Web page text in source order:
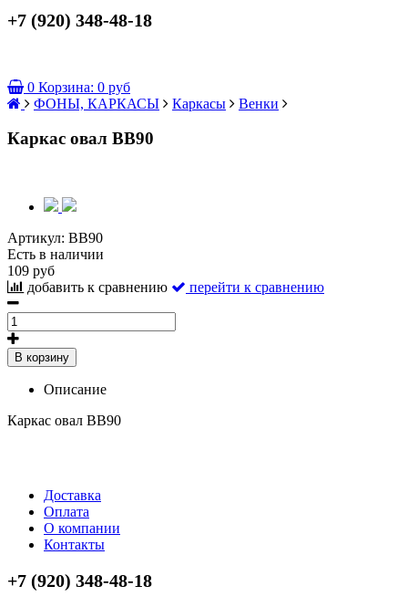
+7 (920) 348-48-18
0 Корзина: 0 руб
ФОНЫ, КАРКАСЫ
Каркасы Венки
Каркас овал ВВ90
Артикул: ВВ90
Есть в наличии
109 руб
добавить к сравнению
перейти к сравнению
В корзину
Описание
Каркас овал ВВ90
Доставка
Оплата
О компании
Контакты
+7 (920) 348-48-18